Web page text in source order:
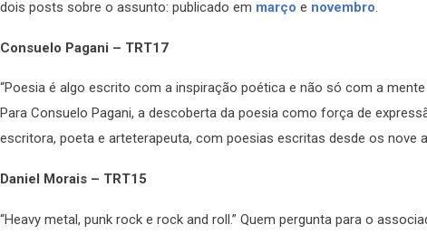
dois posts sobre o assunto: publicado em março e novembro.
Consuelo Pagani – TRT17
“Poesia é algo escrito com a inspiração poética e não só com a
Para Consuelo Pagani, a descoberta da poesia como força de
escritora, poeta e arteterapeuta, com poesias escritas desde os nove
Daniel Morais – TRT15
“Heavy metal, punk rock e rock and roll.” Quem pergunta para o